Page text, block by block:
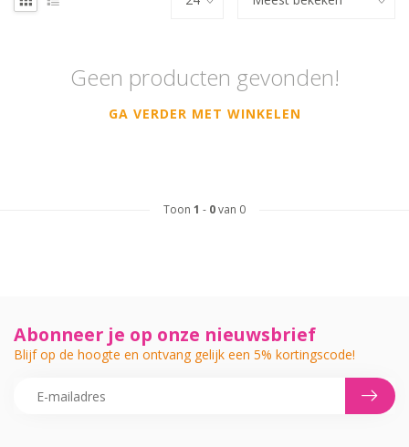
Geen producten gevonden!
GA VERDER MET WINKELEN
Toon 1 - 0van 0
Abonneer je op onze nieuwsbrief
Blijf op de hoogte en ontvang gelijk een 5% kortingscode!